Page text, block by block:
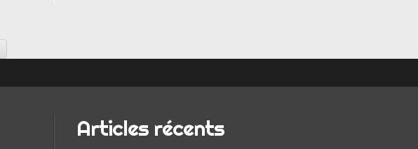
Articles récents